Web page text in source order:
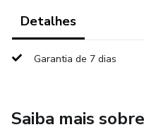
Detalhes
Garantia de 7 dias
Saiba mais